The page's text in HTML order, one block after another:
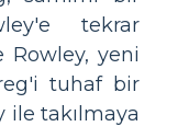
tekrar
Rowley, yeni
tuhaf bir
ile takılmaya